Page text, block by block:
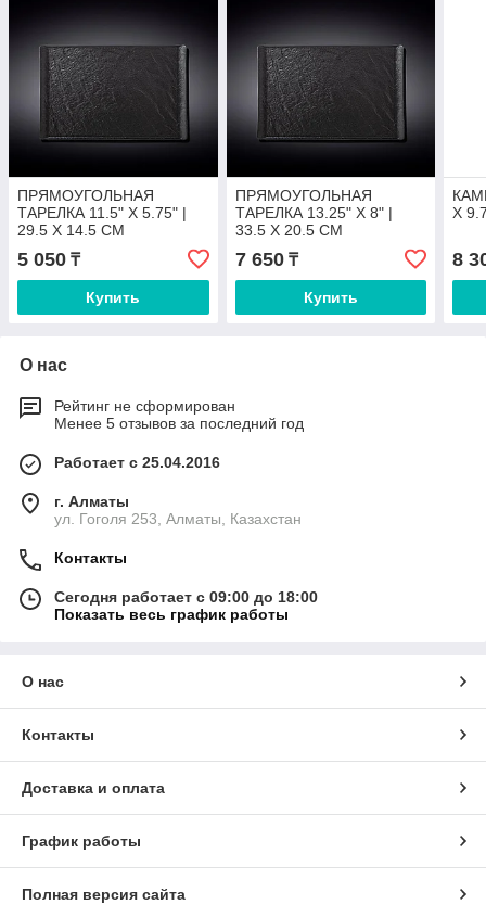
ПРЯМОУГОЛЬНАЯ
ТАРЕЛКА 11.5" X 5.75" |
29.5 X 14.5 CM
5 050 ₸
Купить
ПРЯМОУГОЛЬНАЯ
ТАРЕЛКА 13.25" X 8" |
33.5 X 20.5 CM
7 650₸
Купить
X
8
О нас
Рейтинг не сформирован
Менее 5 отзывов за последний год
Работает с 25.04.2016
г. Алматы
ул. Гоголя 253, Алматы, Казахстан
Контакты
Сегодня работает с 09:00 до 18:00
Показать весь график работы
О нас
Контакты
Доставка и оплата
График работы
Полная версия сайта